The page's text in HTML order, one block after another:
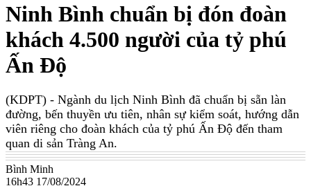
Ninh Bình chuẩn bị đón đoàn
khách 4.500 người của tỷ phú
Ấn Độ
(KDPT) - Ngành du lịch Ninh Bình đã chuẩn bị sẵn làn
đường, bến thuyền ưu tiên, nhân sự kiểm soát, hướng dẫn
viên riêng cho đoàn khách của tỷ phú Ấn Độ đến tham
quan di sản Tràng An.
Bình Minh
16h43 17/08/2024